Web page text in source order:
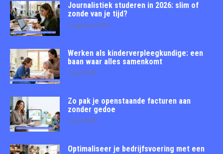
Journalistiek studeren in 2026: slim of
zonde van je tijd?
3 augustus 2026
Werken als kinderverpleegkundige: een
baan waar alles samenkomt
31 juli 2026
Zo pak je openstaande facturen aan
zonder gedoe
31 juli 2026
Optimaliseer je bedrijfsvoering met een